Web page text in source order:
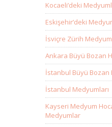
Kocaeli’deki
Eskişehir’deki
İsviçre Zürih
Ankara Büyü Bozan
İstanbul Büyü Bozan
İstanbul Medyumları
Kayseri Medyum
Medyumlar